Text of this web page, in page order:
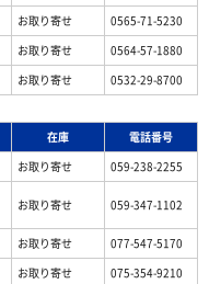
お取り寄せ
0565-71-5230
お取り寄せ
0564-57-1880
お取り寄せ 0532-29-8700
在庫
電話番号
お取り寄せ 059-238-2255
お取り寄せ 059-347-1102
お取り寄せ
077-547-5170
お取り寄せ
075-354-9210